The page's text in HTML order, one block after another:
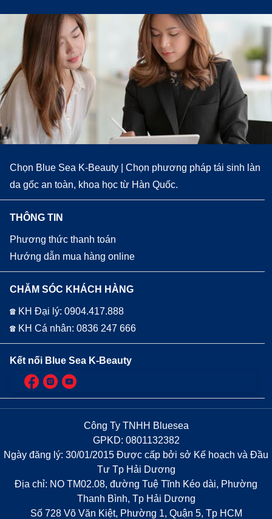
Chọn Blue Sea K-Beauty | Chọn phương pháp tái sinh làn
da gốc an toàn, khoa học từ Hàn Quốc.
THÔNG TIN
Phương thức thanh toán
Hướng dẫn mua hàng online
CHĂM SÓC KHÁCH HÀNG
☎ KH Đại lý: 0904.417.888
☎ KH Cá nhân: 0836 247 666
Kết nối Blue Sea K-Beauty
Công Ty TNHH Bluesea
GPKD: 0801132382
Ngày đăng lý: 30/01/2015 Được cấp bởi sở Kế hoạch và Đầu
Tư Tp Hải Dương
Địa chỉ: NO TM02.08, đường Tuệ Tĩnh Kéo dài, Phường
Thanh Bình, Tp Hải Dương
Số 728 Võ Văn Kiệt, Phường 1, Quận 5, Tp HCM